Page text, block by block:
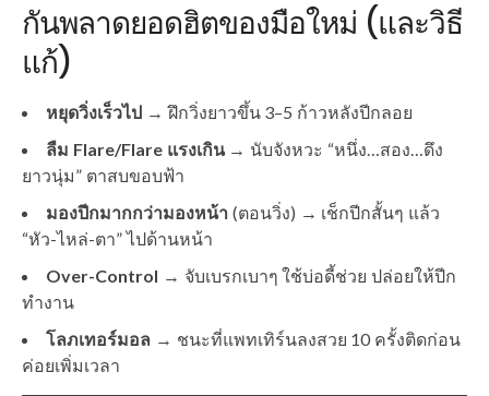
กันพลาดยอดฮิตของมือใหม่ (และวิธี
แก้)
หยุดวิ่งเร็วไป → ฝึกวิ่งยาวขึ้น 3–5 ก้าวหลังปีกลอย
ลืม Flare/Flare แรงเกิน→ นับจังหวะ “หนึ่ง…สอง…ดึง
ยาวนุ่ม” ตาสบขอบฟ้า
มองปีกมากกว่ามองหน้า (ตอนวิ่ง) → เช็กปีกสั้นๆ แล้ว
“หัว-ไหล่-ตา” ไปด้านหน้า
Over-Control → จับเบรกเบาๆ ใช้บ่อดี้ช่วย ปล่อยให้ปีก
ทำงาน
โลภเทอร์มอล → ชนะที่แพทเทิร์นลงสวย 10 ครั้งติดก่อน
ค่อยเพิ่มเวลา